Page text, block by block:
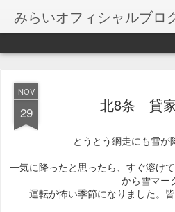
みらいオフィシャルブロ
NOV
29 北8条 貸家
とうとう網走にも雪が
一気に降ったと思ったら、すぐ溶け
から雪マー
運転が怖い季節になりました。